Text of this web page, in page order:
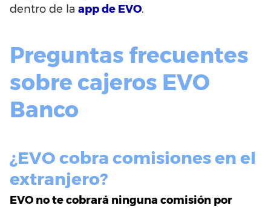
dentro de la app de EVO.
Preguntas frecuentes
sobre cajeros EVO
Banco
¿EVO cobra comisiones en el
extranjero?
EVO no te cobrará ninguna comisión por